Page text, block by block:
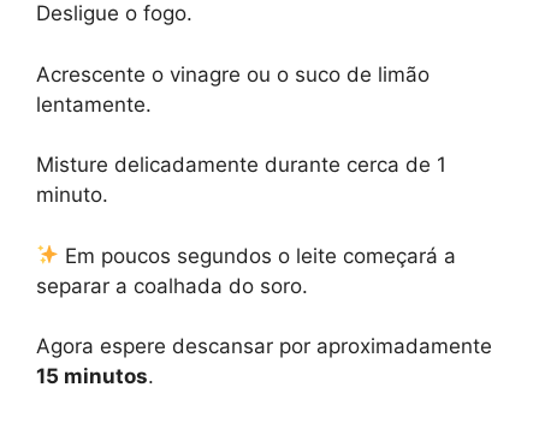
Desligue o fogo.
Acrescente o vinagre ou o suco de limão
lentamente.
Misture delicadamente durante cerca de 1
minuto.
Em poucos segundos o leite começará a
separar a coalhada do soro.
Agora espere descansar por aproximadamente
15 minutos.